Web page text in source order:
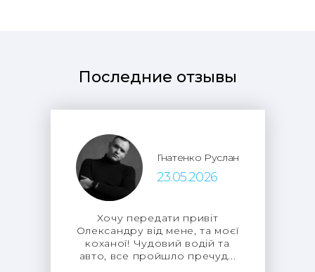
Последние отзывы
Гнатенко Руслан
23.05.2026
Хочу передати привіт
Олександру від мене, та моєї
коханої! Чудовий водій та
авто, все пройшло пречуд...